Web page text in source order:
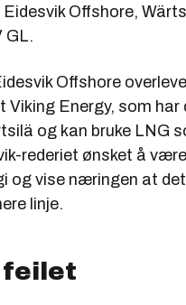
Offshore,
GL.
Offshore
Viking Energy, som har
og kan bruke LNG
rederiet ønsket å
og vise næringen at
linje.
feilet